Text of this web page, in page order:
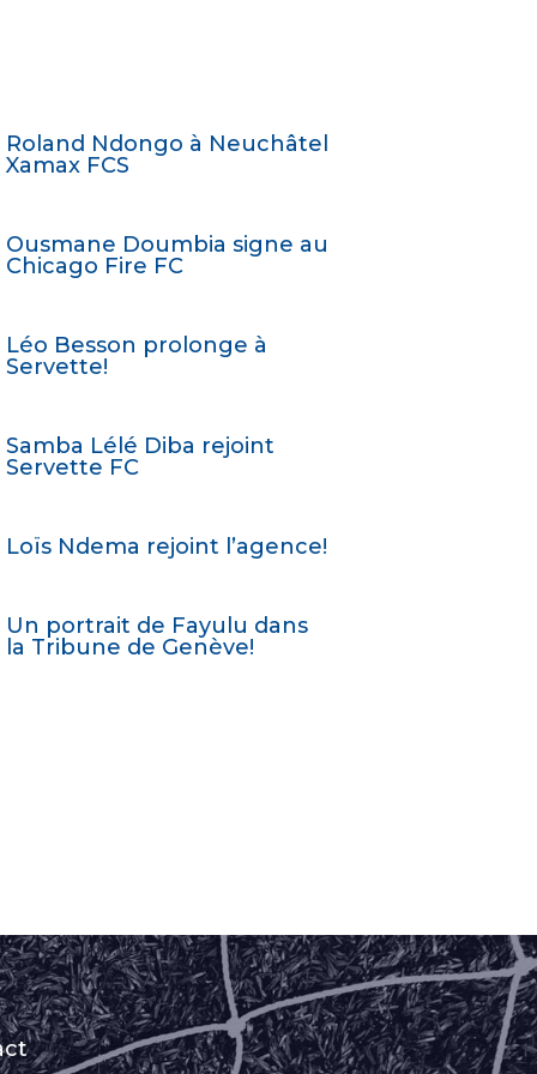
Roland Ndongo à Neuchâtel
Xamax FCS
Ousmane Doumbia signe au
Chicago Fire FC
Léo Besson prolonge à
Servette!
Samba Lélé Diba rejoint
Servette FC
Loïs Ndema rejoint l’agence!
Un portrait de Fayulu dans
la Tribune de Genève!